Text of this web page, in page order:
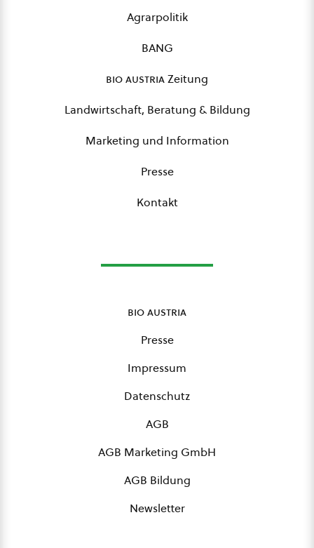
Agrarpolitik
BANG
bio austriaZeitung
Landwirtschaft, Beratung & Bildung
Marketing und Information
Presse
Kontakt
bio austria
Presse
Impressum
Datenschutz
AGB
AGB Marketing GmbH
AGB Bildung
Newsletter